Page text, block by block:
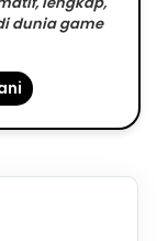
dunia game